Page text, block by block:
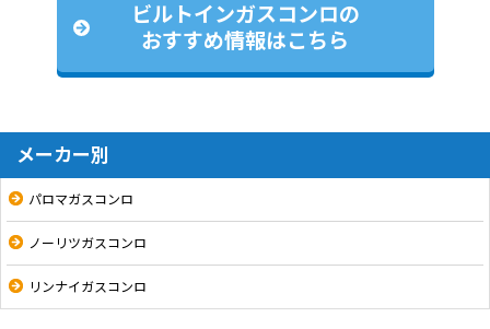
ビルトインガスコンロの
おすすめ情報はこちら
メーカー別
パロマガスコンロ
ノーリツガスコンロ
リンナイガスコンロ